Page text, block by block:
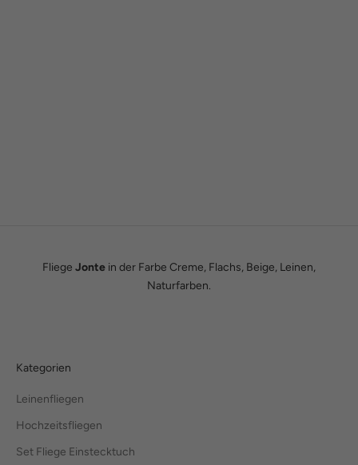
Fliege Jonte in der Farbe Creme, Flachs, Beige, Leinen,
Naturfarben.
Kategorien
Leinenfliegen
Hochzeitsfliegen
Set Fliege Einstecktuch